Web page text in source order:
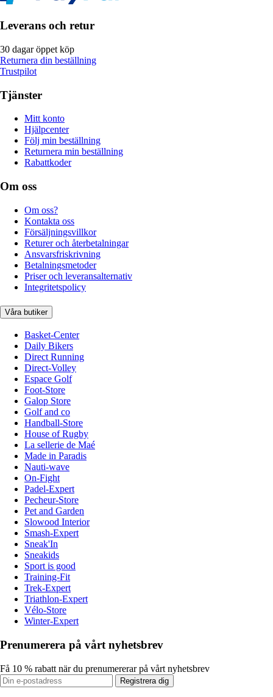
Leverans och retur
30 dagar öppet köp
Returnera din beställning
Trustpilot
Tjänster
Mitt konto
Hjälpcenter
Följ min beställning
Returnera min beställning
Rabattkoder
Om oss
Om oss?
Kontakta oss
Försäljningsvillkor
Returer och återbetalningar
Ansvarsfriskrivning
Betalningsmetoder
Priser och leveransalternativ
Integritetspolicy
Våra butiker
Basket-Center
Daily Bikers
Direct Running
Direct-Volley
Espace Golf
Foot-Store
Galop Store
Golf and co
Handball-Store
House of Rugby
La sellerie de Maé
Made in Paradis
Nauti-wave
On-Fight
Padel-Expert
Pecheur-Store
Pet and Garden
Slowood Interior
Smash-Expert
Sneak'In
Sneakids
Sport is good
Training-Fit
Trek-Expert
Triathlon-Expert
Vélo-Store
Winter-Expert
Prenumerera på vårt nyhetsbrev
Få 10 % rabatt när du prenumererar på vårt nyhetsbrev
Registrera dig